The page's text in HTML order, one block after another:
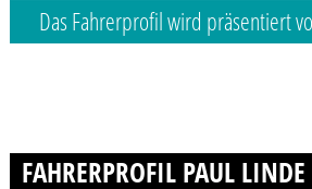
Das Fahrerprofil wird präsentiert
FAHRERPROFIL PAUL LINDE